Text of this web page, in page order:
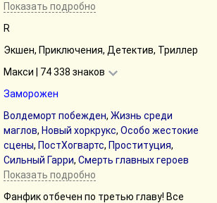
Показать подробно
R
Экшен, Приключения, Детектив, Триллер
Макси | 74 338 знаков
Заморожен
Волдеморт побежден, Жизнь среди
маглов, Новый хоркрукс, Особо жестокие
сцены, ПостХогвартс, Проституция,
Сильный Гарри, Смерть главных героев
Показать подробно
Фанфик отбечен по третью главу! Все